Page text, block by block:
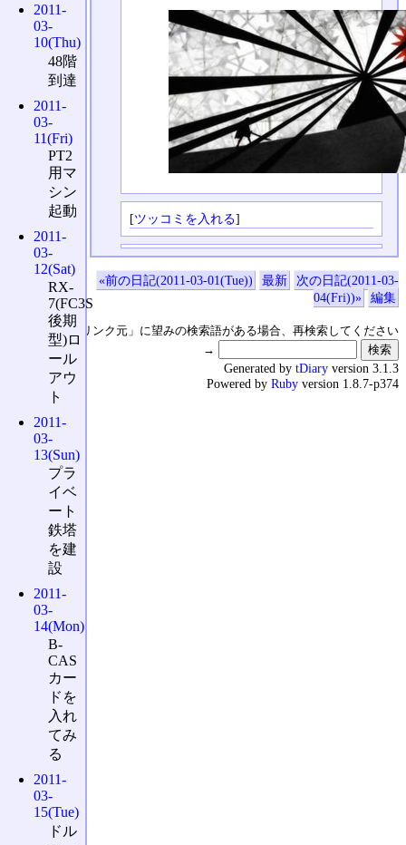
[ツッコミを入れる]
«前の日記(2011-03-01(Tue)) 最新
次の日記(2011-03-
04(Fri))»
編集
↑の「本日のリンク元」に望みの検索語がある場合、再検索してください
→
2011-
03-
10(Thu)
48階
到達
2011-
03-
11(Fri)
PT2
用マ
シン
起動
2011-
03-
12(Sat)
RX-
7(FC3S
後期
型)ロ
ール
アウ
ト
2011-
03-
13(Sun)
プラ
イベ
ート
鉄塔
を建
設
2011-
03-
14(Mon)
B-
CAS
カー
ドを
入れ
てみ
る
2011-
03-
15(Tue)
ドル
Generated by tDiary version 3.1.3
Powered by Ruby version 1.8.7-p374